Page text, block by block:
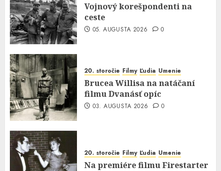
Vojnový korešpondenti na
ceste
05. AUGUSTA 2026 0
20. storočie Filmy Ľudia Umenie
Brucea Willisa na natáčaní
filmu Dvanásť opíc
03. AUGUSTA 2026 0
20. storočie Filmy Ľudia Umenie
Na premiére filmu Firestarter